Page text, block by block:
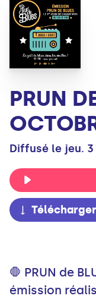
PRUN
Diffusé le jeu.
Télécharger
🛑 PRUN de
émission